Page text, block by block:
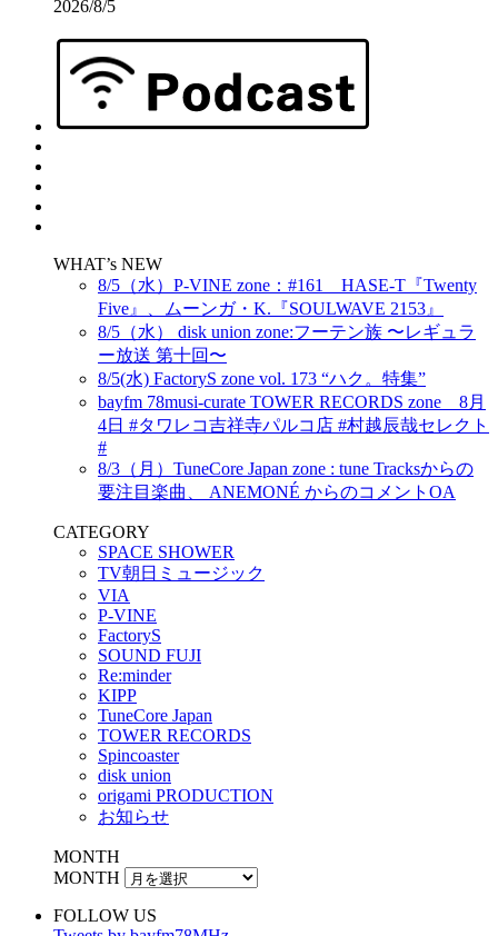
2026/8/5
WHAT’s NEW
8/5（水）P-VINE zone：#161 HASE-T『Twenty
Five』、ムーンガ・K.『SOULWAVE 2153』
8/5（水） disk union zone:フーテン族 〜レギュラ
ー放送 第十回〜
8/5(水) FactoryS zone vol. 173 “ハク。特集”
bayfm 78musi-curate TOWER RECORDS zone 8月
4日 #タワレコ吉祥寺パルコ店 #村越辰哉セレクト
#
8/3（月）TuneCore Japan zone : tune Tracksからの
要注目楽曲、 ANEMONÉ からのコメントOA
CATEGORY
SPACE SHOWER
TV朝日ミュージック
VIA
P-VINE
FactoryS
SOUND FUJI
Re:minder
KIPP
TuneCore Japan
TOWER RECORDS
Spincoaster
disk union
origami PRODUCTION
お知らせ
MONTH
MONTH
FOLLOW US